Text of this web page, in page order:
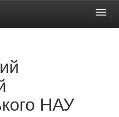
НАУ